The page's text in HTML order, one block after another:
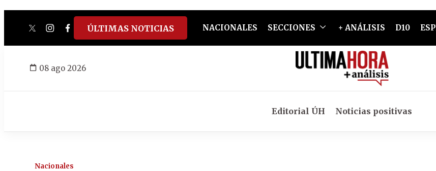
twitterinstagram
facebook
tiktokyoutube
spotify
ÚLTIMAS NOTICIAS NACIONALES SECCIONES + ANÁLISIS D10
08 ago 2026
Editorial ÚH Noticias positivas
Nacionales